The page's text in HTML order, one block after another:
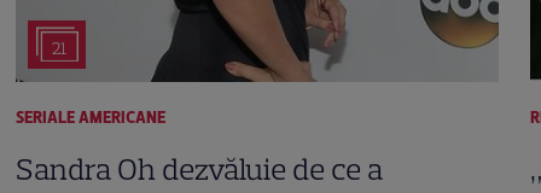
21
SERIALE AMERICANE
Sandra Oh dezvăluie de ce a